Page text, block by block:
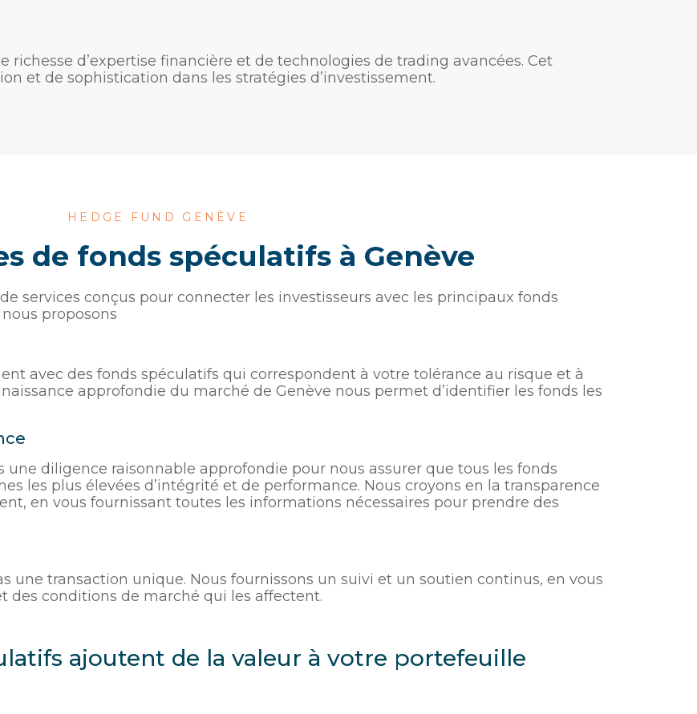
richesse d’expertise financière et de technologies de trading avancées. Cet
et de sophistication dans les stratégies d’investissement.
HEDGE FUND GENÈVE
de fonds spéculatifs à Genève
services conçus pour connecter les investisseurs avec les principaux fonds
proposons
avec des fonds spéculatifs qui correspondent à votre tolérance au risque et à
approfondie du marché de Genève nous permet d’identifier les fonds les
diligence raisonnable approfondie pour nous assurer que tous les fonds
les plus élevées d’intégrité et de performance. Nous croyons en la transparence
en vous fournissant toutes les informations nécessaires pour prendre des
une transaction unique. Nous fournissons un suivi et un soutien continus, en vous
des conditions de marché qui les affectent.
ajoutent de la valeur à votre portefeuille